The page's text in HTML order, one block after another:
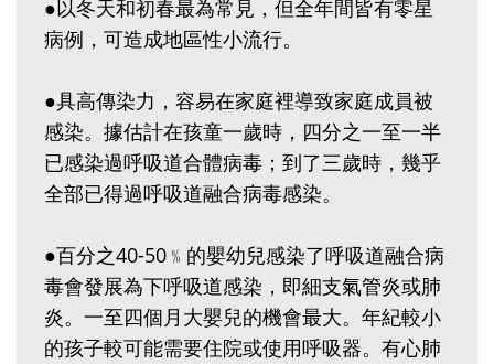
●以冬天和初春最為常見，但全年間皆有零星
病例，可造成地區性小流行。
●具高傳染力，容易在家庭裡導致家庭成員被
感染。據估計在孩童一歲時，四分之一至一半
已感染過呼吸道合體病毒；到了三歲時，幾乎
全部已得過呼吸道融合病毒感染。
●百分之40-50﹪的嬰幼兒感染了呼吸道融合病
毒會發展為下呼吸道感染，即細支氣管炎或肺
炎。一至四個月大嬰兒的機會最大。年紀較小
的孩子較可能需要住院或使用呼吸器。有心肺